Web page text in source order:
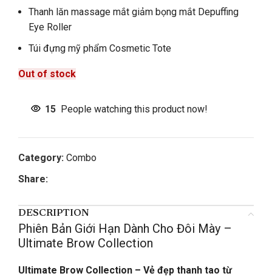
Thanh lăn massage mắt giảm bọng mắt Depuffing
Eye Roller
Túi đựng mỹ phẩm Cosmetic Tote
Out of stock
15 People watching this product now!
Category: Combo
Share:
DESCRIPTION
Phiên Bản Giới Hạn Dành Cho Đôi Mày –
Ultimate Brow Collection
Ultimate Brow Collection – Vẻ đẹp thanh tao từ